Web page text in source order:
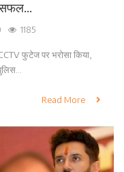
सफल...
1185
फुटेज पर भरोसा किया,
Read More